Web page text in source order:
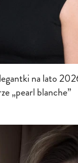
na lato
„pearl blanche”